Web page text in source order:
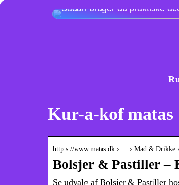
Sådan bruger du praktiske
Kur-a-kof matas
http s://www.matas.dk › … › Mad & Drikke
Bolsjer & Pastiller –
Se udvalg af Bolsjer & Pastiller